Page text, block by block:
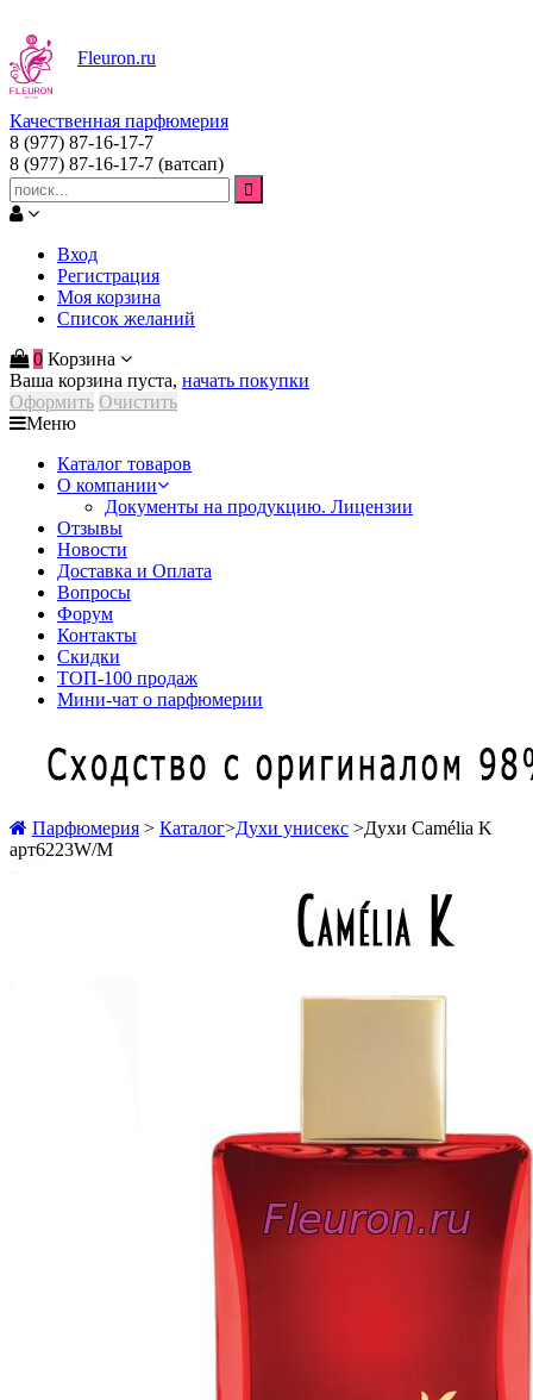
Fleuron.ru
Качественная парфюмерия
8 (977) 87-16-17-7
8 (977) 87-16-17-7 (ватсап)
Вход
Регистрация
Моя корзина
Список желаний
0 Корзина
Ваша корзина пуста, начать покупки
Оформить Очистить
Меню
Каталог товаров
О компании
Документы на продукцию. Лицензии
Отзывы
Новости
Доставка и Оплата
Вопросы
Форум
Контакты
Скидки
ТОП-100 продаж
Мини-чат о парфюмерии
Парфюмерия > Каталог>Духи унисекс >Духи Camélia K
арт6223W/M